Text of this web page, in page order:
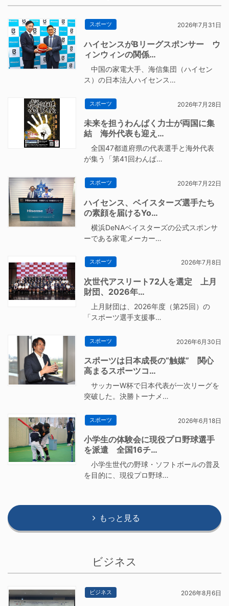
スポーツ 2026年7月31日
ハイセンスがBリーグスポンサー ウ
ィンウィンの関係…
中国の家電大手、海信集団（ハイセン
ス）の日本法人ハイセンス…
スポーツ 2026年7月28日
未来を担うわんぱく力士が両国に集
結 海外代表も迎え…
全国47都道府県の代表選手と海外代表
が集う「第41回わんぱ…
スポーツ 2026年7月22日
ハイセンス、ベイスターズ選手たち
の素顔を届けるYo…
横浜DeNAベイスターズの公式スポンサ
ーである家電メーカー…
スポーツ 2026年7月8日
次世代アスリート72人を選定 上月
財団、2026年…
上月財団は、2026年度（第25回）の
「スポーツ選手支援事…
スポーツ 2026年6月30日
スポーツは日本成長の“触媒” 関心
高まるスポーツコ…
サッカーW杯で日本代表が一次リーグを
突破した。決勝トーナメ…
スポーツ 2026年6月18日
小学生の体験会に現役プロ野球選手
を派遣 全国16チ…
小学生世代の野球・ソフトボールの普及
を目的に、現役プロ野球…
もっと見る
ビジネス
ビジネス 2026年8月6日